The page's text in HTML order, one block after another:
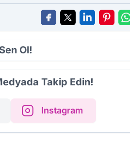
Ol!
Takip Edin!
Instagram